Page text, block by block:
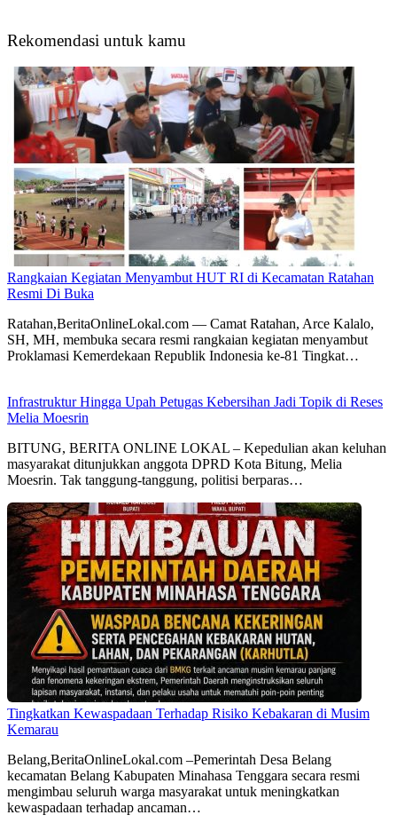
Rekomendasi untuk kamu
Rangkaian Kegiatan Menyambut HUT RI di Kecamatan Ratahan
Resmi Di Buka
Ratahan,BeritaOnlineLokal.com — Camat Ratahan, Arce Kalalo,
SH, MH, membuka secara resmi rangkaian kegiatan menyambut
Proklamasi Kemerdekaan Republik Indonesia ke-81 Tingkat…
Infrastruktur Hingga Upah Petugas Kebersihan Jadi Topik di Reses
Melia Moesrin
BITUNG, BERITA ONLINE LOKAL – Kepedulian akan keluhan
masyarakat ditunjukkan anggota DPRD Kota Bitung, Melia
Moesrin. Tak tanggung-tanggung, politisi berparas…
Tingkatkan Kewaspadaan Terhadap Risiko Kebakaran di Musim
Kemarau
Belang,BeritaOnlineLokal.com –Pemerintah Desa Belang
kecamatan Belang Kabupaten Minahasa Tenggara secara resmi
mengimbau seluruh warga masyarakat untuk meningkatkan
kewaspadaan terhadap ancaman…